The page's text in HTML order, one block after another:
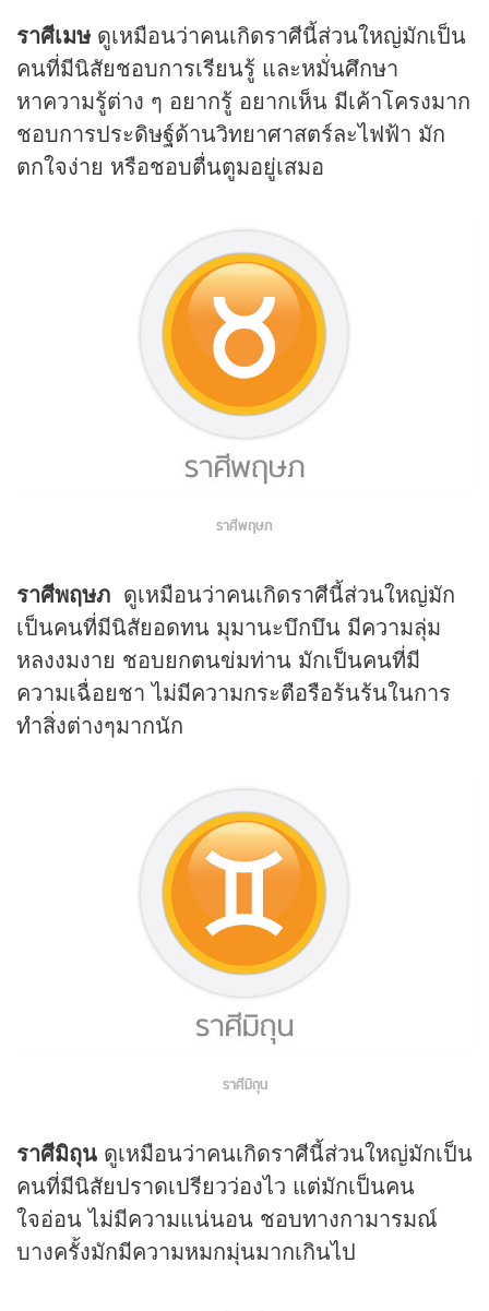
ราศีเมษ ดูเหมือนว่าคนเกิดราศีนี้ส่วนใหญ่มักเป็น
คนที่มีนิสัยชอบการเรียนรู้ และหมั่นศึกษา
หาความรู้ต่าง ๆ อยากรู้ อยากเห็น มีเค้าโครงมาก
ชอบการประดิษฐ์ด้านวิทยาศาสตร์ละไฟฟ้า มัก
ตกใจง่าย หรือชอบตื่นตูมอยู่เสมอ
ราศีพฤษภ
ราศีพฤษภ ดูเหมือนว่าคนเกิดราศีนี้ส่วนใหญ่มัก
เป็นคนที่มีนิสัยอดทน มุมานะบึกบึน มีความลุ่ม
หลงงมงาย ชอบยกตนข่มท่าน มักเป็นคนที่มี
ความเฉื่อยชา ไม่มีความกระตือรือร้นร้นในการ
ทำสิ่งต่างๆมากนัก
ราศีมิถุน
ราศีมิถุน ดูเหมือนว่าคนเกิดราศีนี้ส่วนใหญ่มักเป็น
คนที่มีนิสัยปราดเปรียวว่องไว แต่มักเป็นคน
ใจอ่อน ไม่มีความแน่นอน ชอบทางกามารมณ์
บางครั้งมักมีความหมกมุ่นมากเกินไป